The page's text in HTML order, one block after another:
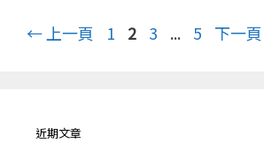
← 上一頁
頁
1
頁
2 頁
3 ...
頁
5 下一頁
近期文章